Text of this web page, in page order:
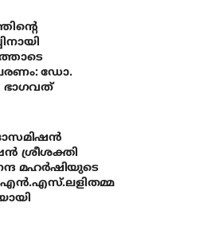
ഡോ.
ശ്രീശക്തി
മഹര്‍ഷിയുടെ
എന്‍.എസ്.ലളിതമ്മ